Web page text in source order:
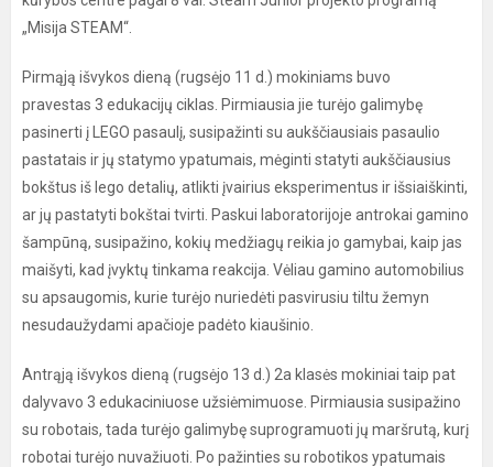
„Misija STEAM“.
Pirmąją išvykos dieną (rugsėjo 11 d.) mokiniams buvo
pravestas 3 edukacijų ciklas. Pirmiausia jie turėjo galimybę
pasinerti į LEGO pasaulį, susipažinti su aukščiausiais pasaulio
pastatais ir jų statymo ypatumais, mėginti statyti aukščiausius
bokštus iš lego detalių, atlikti įvairius eksperimentus ir išsiaiškinti,
ar jų pastatyti bokštai tvirti. Paskui laboratorijoje antrokai gamino
šampūną, susipažino, kokių medžiagų reikia jo gamybai, kaip jas
maišyti, kad įvyktų tinkama reakcija. Vėliau gamino automobilius
su apsaugomis, kurie turėjo nuriedėti pasvirusiu tiltu žemyn
nesudaužydami apačioje padėto kiaušinio.
Antrąją išvykos dieną (rugsėjo 13 d.) 2a klasės mokiniai taip pat
dalyvavo 3 edukaciniuose užsiėmimuose. Pirmiausia susipažino
su robotais, tada turėjo galimybę suprogramuoti jų maršrutą, kurį
robotai turėjo nuvažiuoti. Po pažinties su robotikos ypatumais